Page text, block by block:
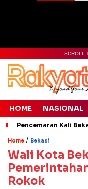
SCROLL
HOME NASIONAL
Pencemaran Kali
Home / Bekasi
Wali Kota
Rokok